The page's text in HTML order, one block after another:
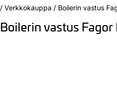
/ Verkkokauppa / Boilerin vastus
Boilerin vastus Fagor